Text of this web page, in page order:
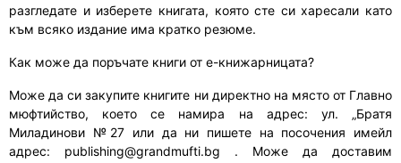
разгледате и изберете книгата, която сте си харесали като
към всяко издание има кратко резюме.
Как може да поръчате книги от е-книжарницата?
Може да си закупите книгите ни директно на мястоот Главно
мюфтийство, което се намира на адрес: ул. „Братя
Миладинови №27 или да ни пишете на посочения имейл
адрес: publishing@grandmufti.bg .
Може да доставим